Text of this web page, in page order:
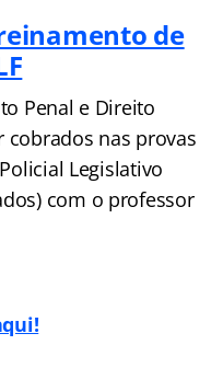
de
Penal e Direito
cobrados nas provas
Legislativo
com o professor